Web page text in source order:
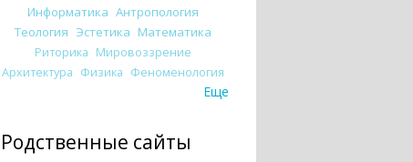
Информатика Антропология
Теология Эстетика Математика
Риторика Мировоззрение
Архитектура Физика Феноменология
Еще
Родственные сайты